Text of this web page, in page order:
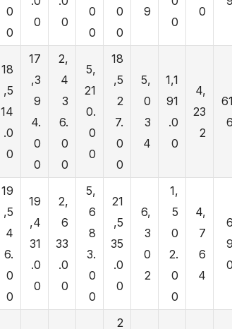
0
0
0
0
0
0
0
0
9
0
0
18
,5
14
.0
0
17
,3
9
4.
0
0
2,
4
3
6.
0
0
5,
21
0.
0
0
18
,5
2
7.
0
0
5,
0
3
4
1,1
91
.0
0
4,
23
2
61
6
19
,5
4
6.
0
0
19
,4
31
.0
0
2,
6
33
.0
0
5,
6
8
3.
0
0
21
,5
35
.0
0
6,
3
0
2
1,
5
0
2.
0
0
4,
7
6
4
6
9
0
2